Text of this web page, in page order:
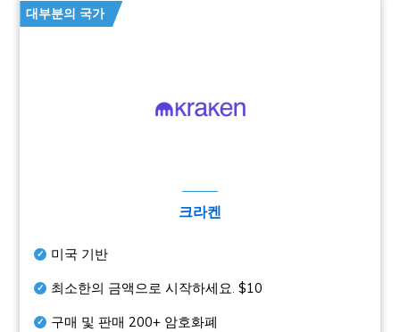
대부분의 국가
크라켄
미국 기반
최소한의 금액으로 시작하세요.$10
구매 및 판매200+ 암호화폐